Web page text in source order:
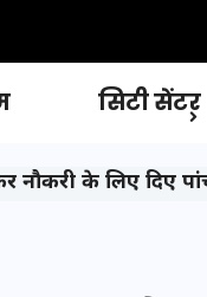
सिटी सेंटर
नौकरी के लिए दिए